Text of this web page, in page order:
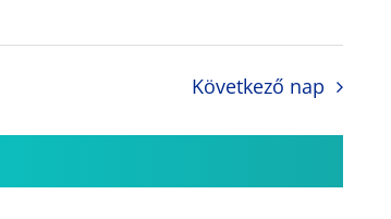
Következő nap